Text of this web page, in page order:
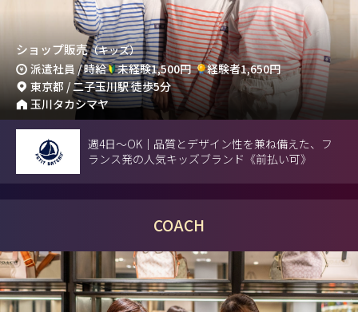
ショップ販売（キッズ）
派遣社員 / 時給 未経験1,500円
経験者1,650円
東京都 / 二子玉川駅 徒歩5分
玉川タカシマヤ
週4日～OK｜品質とデザイン性を兼ね備えた、フ
ランス発の人気キッズブランド《前払い可》
COACH